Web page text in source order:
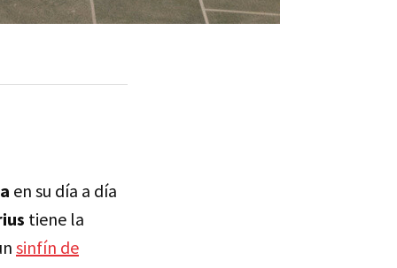
en su día a día
tiene la
sinfín de